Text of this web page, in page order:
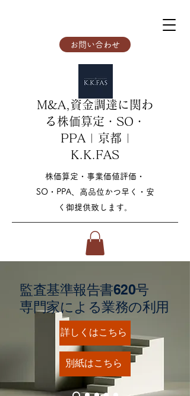
お問い合わせ
M&A,資金調達に関わ
る株価算定・SO・
PPA | 京都 |
K.K.FAS
株価算定・事業価値評価・
SO・PPA、高品位かつ早く・安
く御提供致します。
監査基準報告書620号
​専門家による業務の利用
詳しくはこちら
別紙はこちら